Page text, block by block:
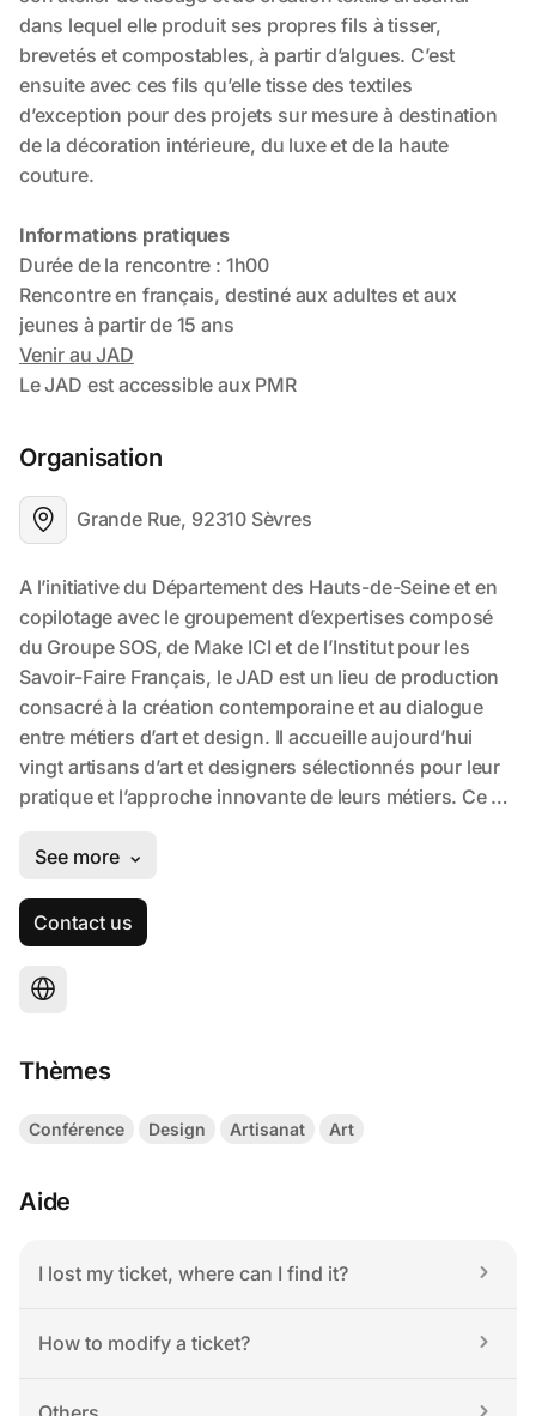
Organisation
Grande Rue, 92310 Sèvres
Contact us
Thèmes
Conférence Design Artisanat Art
Aide
I lost my ticket, where can I find it?
How to modify a ticket?